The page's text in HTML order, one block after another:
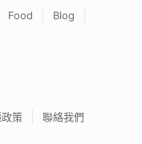
Food
Blog
策 聯絡我們